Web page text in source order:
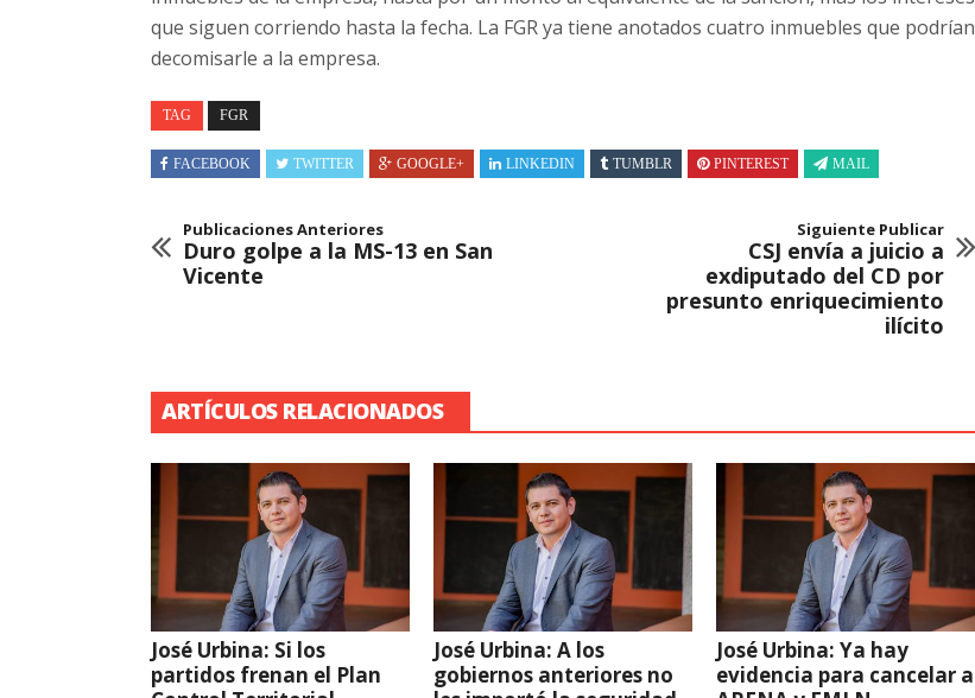
que siguen corriendo hasta la fecha. La FGR ya tiene anotados cuatro inmuebles que podrían
decomisarle a la empresa.
TAG FGR
FACEBOOK TWITTER GOOGLE+ LINKEDIN TUMBLR PINTEREST MAIL
Publicaciones Anteriores
Duro golpe a la MS-13 en San
Vicente
Siguiente Publicar
CSJ envía a juicio a
exdiputado del CD por
presunto enriquecimiento
ilícito
ARTÍCULOS RELACIONADOS
José Urbina: Si los
partidos frenan el Plan
José Urbina: A los
gobiernos anteriores no
José Urbina: Ya hay
evidencia para cancelar a